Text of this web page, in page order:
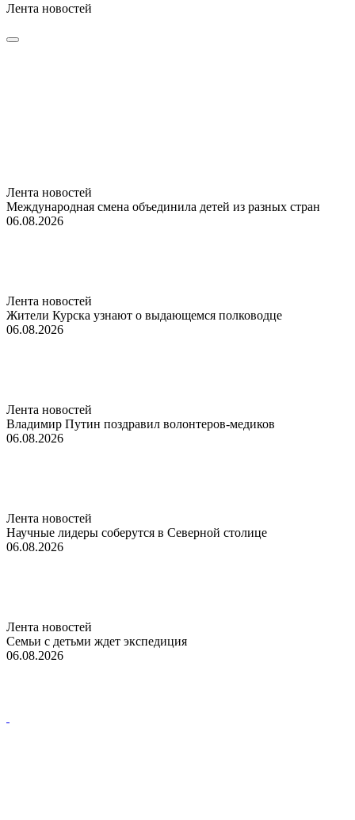
Лента новостей
Лента новостей
Международная смена объединила детей из разных стран
06.08.2026
Лента новостей
Жители Курска узнают о выдающемся полководце
06.08.2026
Лента новостей
Владимир Путин поздравил волонтеров-медиков
06.08.2026
Лента новостей
Научные лидеры соберутся в Северной столице
06.08.2026
Лента новостей
Семьи с детьми ждет экспедиция
06.08.2026